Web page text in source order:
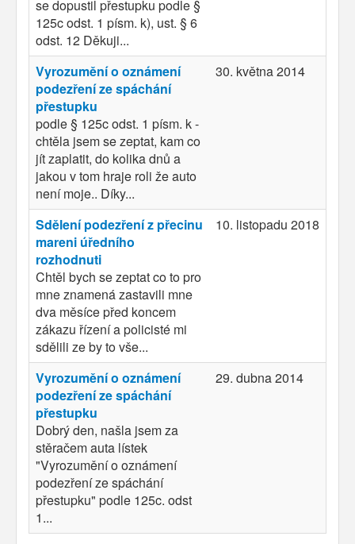
se dopustil přestupku podle §
125c odst. 1 písm. k), ust. § 6
odst. 12 Děkuji...
Vyrozumění o oznámení
podezření ze spáchání
přestupku
podle § 125c odst. 1 písm. k -
chtěla jsem se zeptat, kam co
jít zaplatit, do kolika dnů a
jakou v tom hraje roli že auto
není moje.. Díky...
30. května 2014
Sdělení podezření z přecinu
mareni úředního
rozhodnuti
Chtěl bych se zeptat co to pro
mne znamená zastavili mne
dva měsíce před koncem
zákazu řízení a policisté mi
sdělili ze by to vše...
10. listopadu 2018
Vyrozumění o oznámení
podezření ze spáchání
přestupku
Dobrý den, našla jsem za
stěračem auta lístek
"Vyrozumění o oznámení
podezření ze spáchání
přestupku" podle 125c. odst
1...
29. dubna 2014